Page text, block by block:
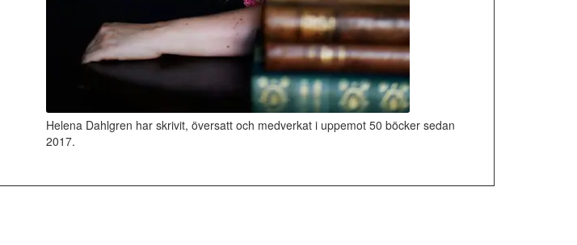
Helena Dahlgren har skrivit, översatt och medverkat i uppemot 50 böcker sedan
2017.